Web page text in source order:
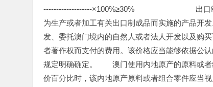
-------------------×100%≥30%　　　　　　　　出
为生产或者加工有关出口制成品而实施的产品开
发、委托澳门境内的自然人或者法人开发以及购
者著作权而支付的费用。该价格应当能够依据公
规定明确确定。　　澳门使用内地原产的原料或
价百分比时，该内地原产原料或者组合零件应当